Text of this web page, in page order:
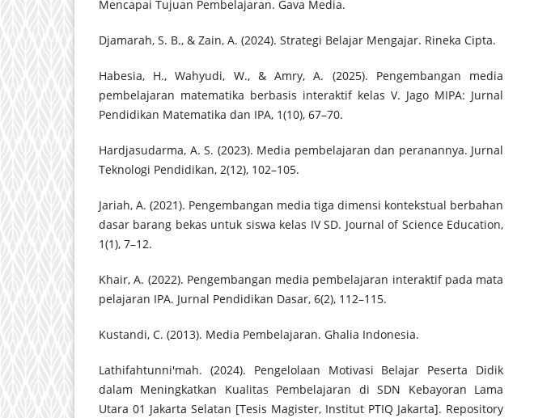
Mencapai Tujuan Pembelajaran. Gava Media.
Djamarah, S. B., & Zain, A. (2024). Strategi Belajar Mengajar. Rineka Cipta.
Habesia, H., Wahyudi, W., & Amry, A. (2025). Pengembangan media
pembelajaran matematika berbasis interaktif kelas V. Jago MIPA: Jurnal
Pendidikan Matematika dan IPA, 1(10), 67–70.
Hardjasudarma, A. S. (2023). Media pembelajaran dan peranannya. Jurnal
Teknologi Pendidikan, 2(12), 102–105.
Jariah, A. (2021). Pengembangan media tiga dimensi kontekstual berbahan
dasar barang bekas untuk siswa kelas IV SD. Journal of Science Education,
1(1), 7–12.
Khair, A. (2022). Pengembangan media pembelajaran interaktif pada mata
pelajaran IPA. Jurnal Pendidikan Dasar, 6(2), 112–115.
Kustandi, C. (2013). Media Pembelajaran. Ghalia Indonesia.
Lathifahtunni'mah. (2024). Pengelolaan Motivasi Belajar Peserta Didik
dalam Meningkatkan Kualitas Pembelajaran di SDN Kebayoran Lama
Utara 01 Jakarta Selatan [Tesis Magister, Institut PTIQ Jakarta]. Repository